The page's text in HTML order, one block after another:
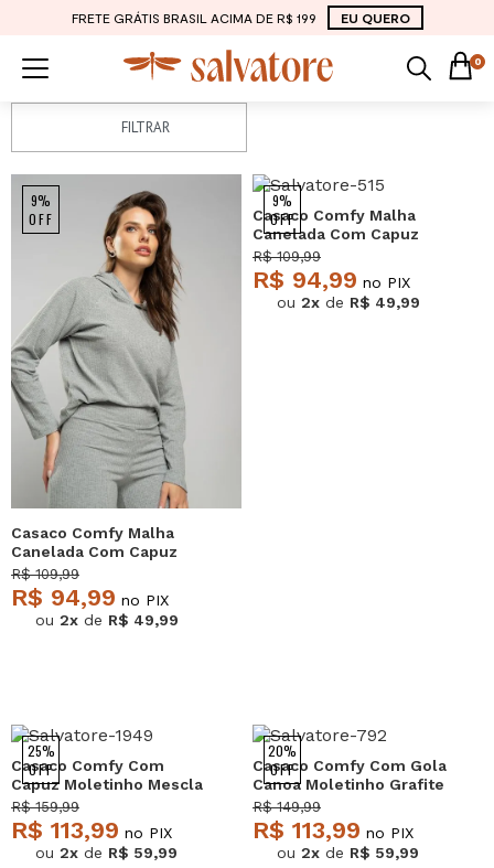
FRETE GRÁTIS BRASIL ACIMA DE R$ 199 EU QUERO
0
FILTRAR
9%
OFF
Casaco Comfy Malha
Canelada Com Capuz
Mescla Salvatore
R$ 109,99
R$ 94,99 no PIX
ou 2x de R$ 49,99
9%
OFF
Casaco Comfy Malha
Canelada Com Capuz
Grafite Salvatore
R$ 109,99
R$ 94,99 no PIX
ou 2x de R$ 49,99
25%
OFF
Casaco Comfy Com
Capuz Moletinho Mescla
Salvatore
R$ 159,99
R$ 113,99 no PIX
ou 2x de R$ 59,99
20%
OFF
Casaco Comfy Com Gola
Canoa Moletinho Grafite
Salvatore
R$ 149,99
R$ 113,99 no PIX
ou 2x de R$ 59,99